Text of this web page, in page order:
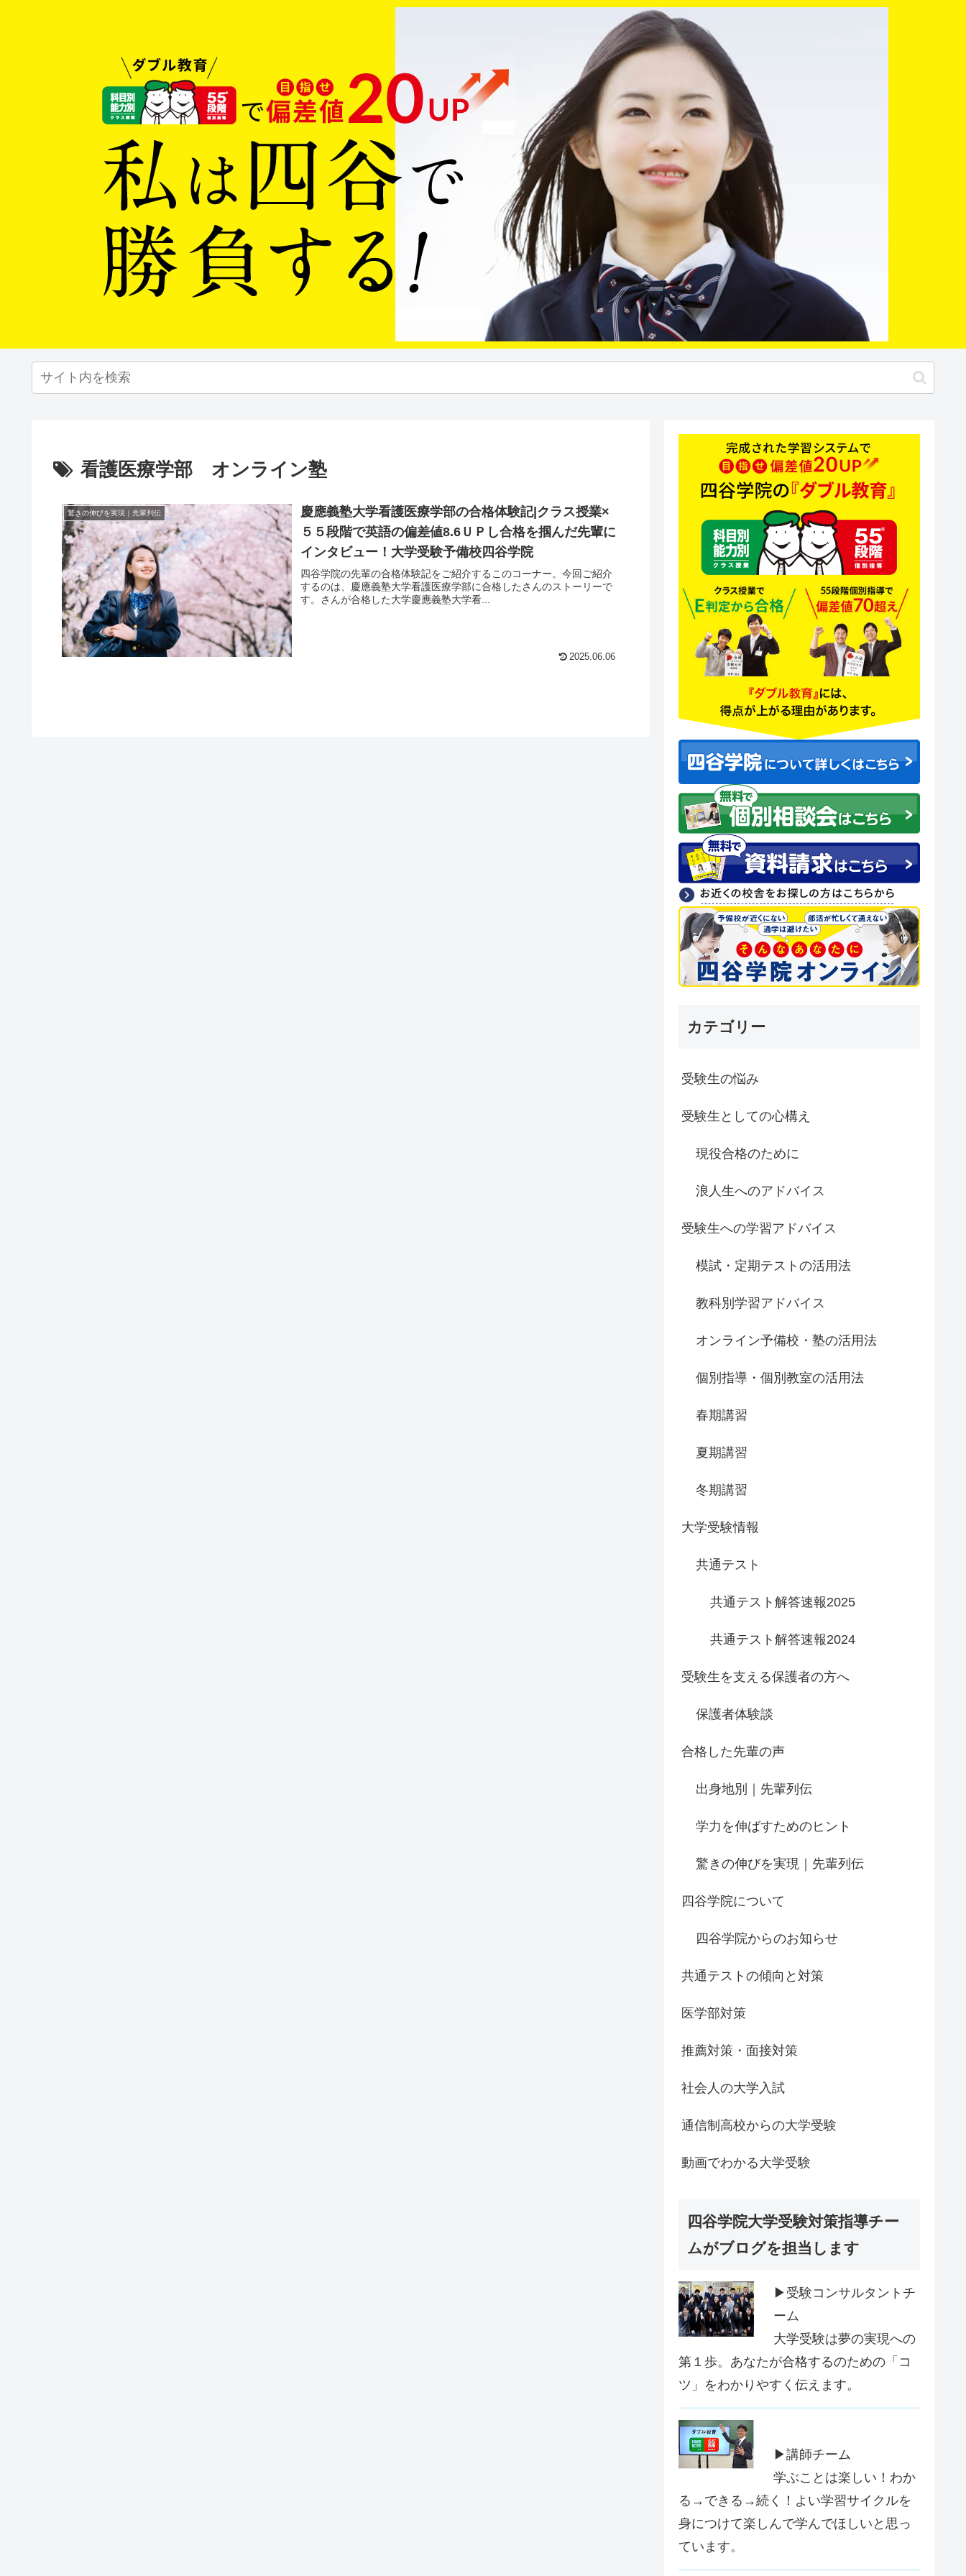
看護医療学部 オンライン塾
驚きの伸びを実現｜先輩列伝
慶應義塾大学看護医療学部の合格体験記|クラス授業×
５５段階で英語の偏差値8.6ＵＰし合格を掴んだ先輩に
インタビュー！大学受験予備校四谷学院
四谷学院の先輩の合格体験記をご紹介するこのコーナー。今回ご紹介
するのは、慶應義塾大学看護医療学部に合格したさんのストーリーで
す。さんが合格した大学慶應義塾大学看...
2025.06.06
カテゴリー
受験生の悩み
受験生としての心構え
現役合格のために
浪人生へのアドバイス
受験生への学習アドバイス
模試・定期テストの活用法
教科別学習アドバイス
オンライン予備校・塾の活用法
個別指導・個別教室の活用法
春期講習
夏期講習
冬期講習
大学受験情報
共通テスト
共通テスト解答速報2025
共通テスト解答速報2024
受験生を支える保護者の方へ
保護者体験談
合格した先輩の声
出身地別｜先輩列伝
学力を伸ばすためのヒント
驚きの伸びを実現｜先輩列伝
四谷学院について
四谷学院からのお知らせ
共通テストの傾向と対策
医学部対策
推薦対策・面接対策
社会人の大学入試
通信制高校からの大学受験
動画でわかる大学受験
四谷学院大学受験対策指導チー
ムがブログを担当します
▶受験コンサルタントチ
ーム
大学受験は夢の実現への
第１歩。あなたが合格するのための「コ
ツ」をわかりやすく伝えます。
▶講師チーム
学ぶことは楽しい！わか
る→できる→続く！よい学習サイクルを
身につけて楽しんで学んでほしいと思っ
ています。